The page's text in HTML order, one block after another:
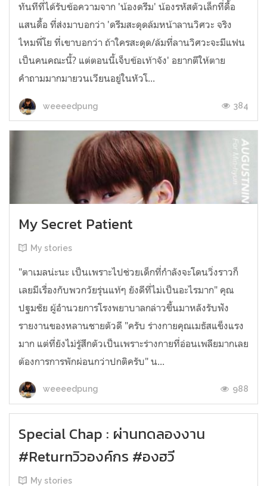
ทันทีที่ได้รับข้อความจาก 'น้องดรีม' น้องรหัสตัวเล็กที่ดื้อ
แสนดื้อ ที่ส่งมาบอกว่า 'ดรีมสะดุดล้มหน้าลานวิศวะ จริง
ไหมพี่โย ที่เขาบอกว่า ถ้าใครสะดุด/ล้มที่ลานวิศวะจะมีแฟน
เป็นคนคณะนี้? แต่ตอนนี้เจ็บข้อเท้าจัง' อยากตีให้ตาย
คำถามมากมายวนเวียนอยู่ในหัวโ...
weeeedpung 384
My Secret Patient
My stories
"ตาเมลน่ะนะ เป็นเพราะไปช่วยเด็กที่กำลังจะโดนวิ่งราวก็
เลยมีเรื่องกับพวกวัยรุ่นแท้ๆ ยังดีที่ไม่เป็นอะไรมาก" คุณ
ปฐมชัย ผู้อำนวยการโรงพยาบาลกล่าวขึ้นมาหลังรับฟัง
รายงานของหลานชายตัวดี "ครับ ร่างกายคุณเมธัสแข็งแรง
มาก แต่ที่ยังไม่รู้สึกตัวเป็นเพราะร่างกายที่อ่อนเพลียมากเลย
ต้องการการพักผ่อนกว่าปกติครับ" น...
weeeedpung 988
Special Chap : ผ่านทดลองงาน
#Returnวิวองค์กร #องฮวี
My stories